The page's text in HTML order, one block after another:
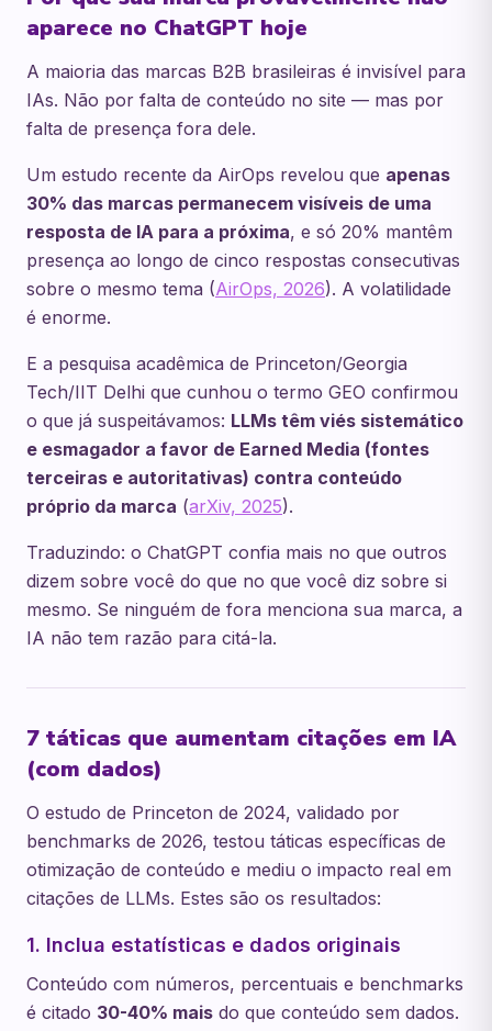
aparece no ChatGPT hoje
A maioria das marcas B2B brasileiras é invisível para
IAs. Não por falta de conteúdo no site — mas por
falta de presença fora dele.
Um estudo recente da AirOps revelou que apenas
30% das marcas permanecem visíveis de uma
resposta de IA para a próxima, e só 20% mantêm
presença ao longo de cinco respostas consecutivas
sobre o mesmo tema (AirOps, 2026). A volatilidade
é enorme.
E a pesquisa acadêmica de Princeton/Georgia
Tech/IIT Delhi que cunhou o termo GEO confirmou
o que já suspeitávamos: LLMs têm viés sistemático
e esmagador a favor de Earned Media (fontes
terceiras e autoritativas) contra conteúdo
próprio da marca (arXiv, 2025).
Traduzindo: o ChatGPT confia mais no que outros
dizem sobre você do que no que você diz sobre si
mesmo. Se ninguém de fora menciona sua marca, a
IA não tem razão para citá-la.
7 táticas que aumentam citações em IA
(com dados)
O estudo de Princeton de 2024, validado por
benchmarks de 2026, testou táticas específicas de
otimização de conteúdo e mediu o impacto real em
citações de LLMs. Estes são os resultados:
1. Inclua estatísticas e dados originais
Conteúdo com números, percentuais e benchmarks
é citado 30-40% mais do que conteúdo sem dados.